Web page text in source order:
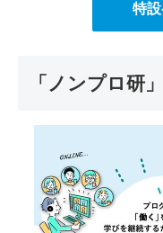
特
「ノンプロ研